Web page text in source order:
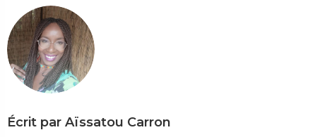
Écrit par Aïssatou Carron